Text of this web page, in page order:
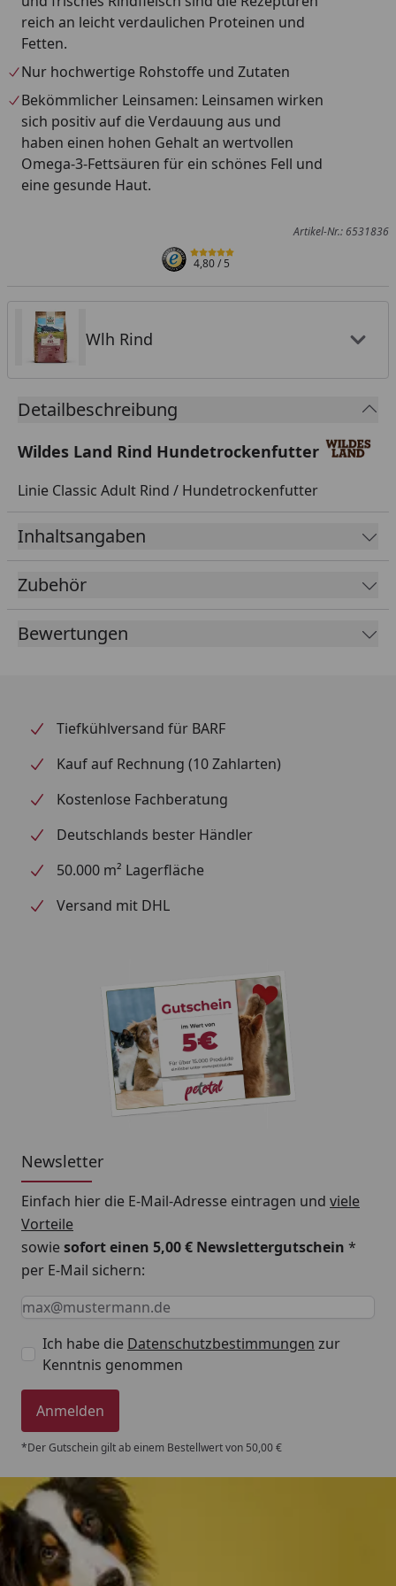
reich an leicht verdaulichen Proteinen und
Fetten.
Nur hochwertige Rohstoffe und Zutaten
Bekömmlicher Leinsamen: Leinsamen wirken
sich positiv auf die Verdauung aus und
haben einen hohen Gehalt an wertvollen
Omega-3-Fettsäuren für ein schönes Fell und
eine gesunde Haut.
Artikel-Nr.: 6531836
4,80/ 5
Wlh Rind
Detailbeschreibung
Wildes Land Rind Hundetrockenfutter
Linie Classic Adult Rind / Hundetrockenfutter
Inhaltsangaben
Zubehör
Bewertungen
Tiefkühlversand für BARF
Kauf auf Rechnung (10 Zahlarten)
Kostenlose Fachberatung
Deutschlands bester Händler
50.000 m² Lagerfläche
Versand mit DHL
Newsletter
Einfach hier die E-Mail-Adresse eintragen und viele
Vorteile
sowiesofort einen 5,00 € Newslettergutschein *
per E-Mail sichern:
Keine Eingabe erforderlich
Eingabe erforderlich
E-Mail *
Ich habe die Datenschutzbestimmungen zur
Kenntnis genommen
Anmelden
*Der Gutschein gilt ab einem Bestellwert von 50,00 €
Trusted Shops